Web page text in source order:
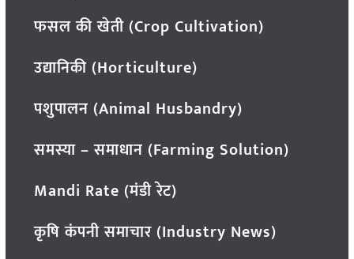
फसल की खेती (Crop Cultivation)
उद्यानिकी (Horticulture)
पशुपालन (Animal Husbandry)
समस्या – समाधान (Farming Solution)
Mandi Rate (मंडी रेट)
कृषि कंपनी समाचार (Industry News)